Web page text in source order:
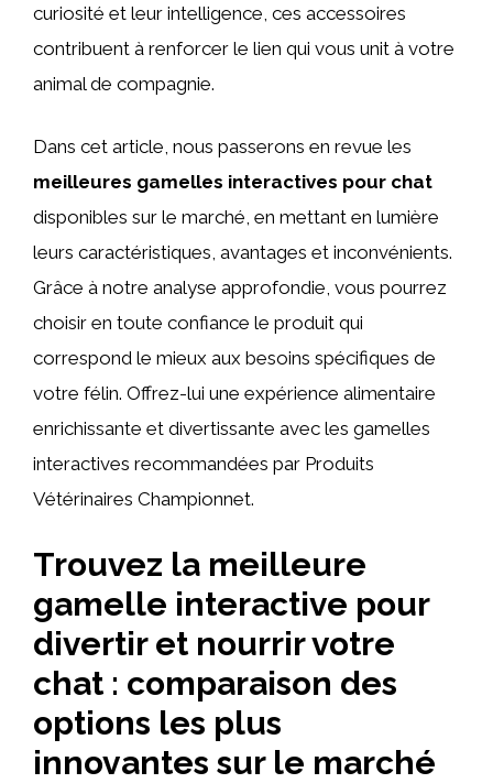
curiosité et leur intelligence, ces accessoires
contribuent à renforcer le lien qui vous unit à votre
animal de compagnie.
Dans cet article, nous passerons en revue les
meilleures gamelles interactives pour chat
disponibles sur le marché, en mettant en lumière
leurs caractéristiques, avantages et inconvénients.
Grâce à notre analyse approfondie, vous pourrez
choisir en toute confiance le produit qui
correspond le mieux aux besoins spécifiques de
votre félin. Offrez-lui une expérience alimentaire
enrichissante et divertissante avec les gamelles
interactives recommandées par Produits
Vétérinaires Championnet.
Trouvez la meilleure
gamelle interactive pour
divertir et nourrir votre
chat : comparaison des
options les plus
innovantes sur le marché